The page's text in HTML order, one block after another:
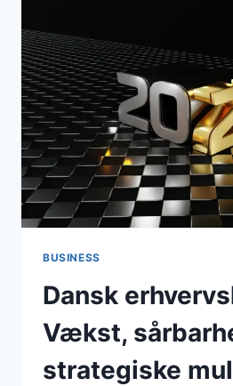
INFRASTRUKTUR
BUSINESS
Dansk
Vækst,
strategiske